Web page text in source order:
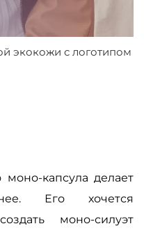
экокожи с логотипом
капсула делает
Его хочется
моно-силуэт